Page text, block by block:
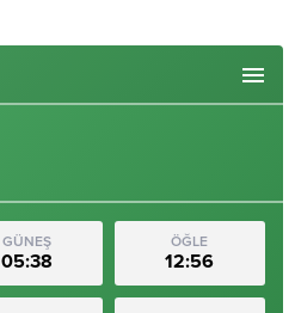
GÜNEŞ
05:38
ÖĞLE
12:56